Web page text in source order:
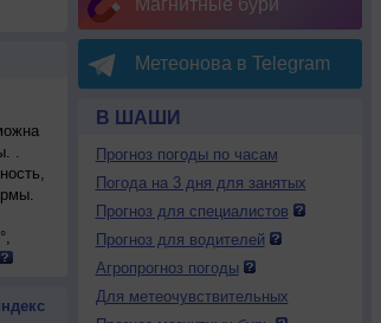
.
Магнитные бури
Метеонова в Telegram
В ШАШИ
Прогноз погоды по часам
Погода на 3 дня для занятых
Прогноз для специалистов
Прогноз для водителей
Агропрогноз погоды
Для метеочувствительных